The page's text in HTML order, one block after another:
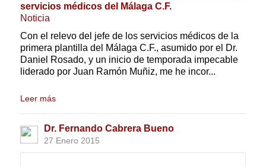
servicios médicos del Málaga C.F.
Noticia
Con el relevo del jefe de los servicios médicos de la
primera plantilla del Málaga C.F., asumido por el Dr.
Daniel Rosado, y un inicio de temporada impecable
liderado por Juan Ramón Muñiz, me he incor...
Leer más
Dr. Fernando Cabrera Bueno
27 Enero 2015